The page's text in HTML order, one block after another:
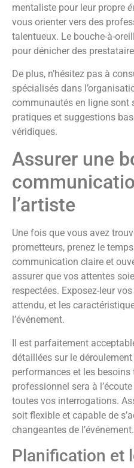
mentaliste pour leur propre
vous orienter vers des
talentueux. Le bouche-à-
pour dénicher des
De plus, n’hésitez pas à
spécialisés dans
communautés en ligne sont
pratiques et suggestions
véridiques.
Assurer une
l’artiste
Une fois que vous avez
prometteurs, prenez le
communication claire et
assurer que vos attentes
respectées. Exposez-leur
attendu, et les
l’événement.
Il est parfaitement
détaillées sur le
performances et les
professionnel sera à
toutes vos interrogations.
soit flexible et capable de
changeantes de l’événement.
Planification et